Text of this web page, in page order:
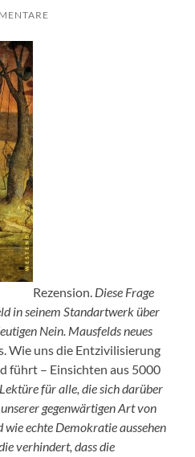
Rezension. Diese Frage
in seinem Standartwerk über
Nein. Mausfelds neues
Wie uns die Entzivilisierung
führt – Einsichten aus 5000
für alle, die sich darüber
gegenwärtigen Art von
echte Demokratie aussehen
verhindert, dass die